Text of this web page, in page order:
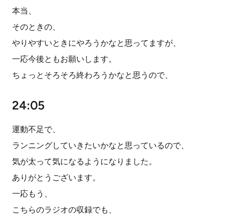
本当、
そのときの、
やりやすいときにやろうかなと思ってますが、
一応今後ともお願いします。
ちょっとそろそろ終わろうかなと思うので、
24:05
運動不足で、
ランニングしていきたいかなと思っているので、
気が太って気になるようになりました。
ありがとうございます。
一応もう、
こちらのラジオの収録でも、